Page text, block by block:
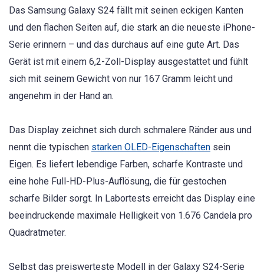
Das Samsung Galaxy S24 fällt mit seinen eckigen Kanten
und den flachen Seiten auf, die stark an die neueste iPhone-
Serie erinnern – und das durchaus auf eine gute Art. Das
Gerät ist mit einem 6,2-Zoll-Display ausgestattet und fühlt
sich mit seinem Gewicht von nur 167 Gramm leicht und
angenehm in der Hand an.
Das Display zeichnet sich durch schmalere Ränder aus und
nennt die typischen starken OLED-Eigenschaften sein
Eigen. Es liefert lebendige Farben, scharfe Kontraste und
eine hohe Full-HD-Plus-Auflösung, die für gestochen
scharfe Bilder sorgt. In Labortests erreicht das Display eine
beeindruckende maximale Helligkeit von 1.676 Candela pro
Quadratmeter.
Selbst das preiswerteste Modell in der Galaxy S24-Serie